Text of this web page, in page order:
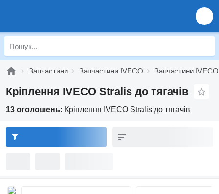
Запчастини Запчастини IVECO Запчастини
Кріплення IVECO Stralis до тягачів
13 оголошень: Кріплення IVECO Stralis до тягачів